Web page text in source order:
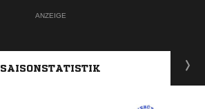
ANZEIGE
SAISONSTATISTIK